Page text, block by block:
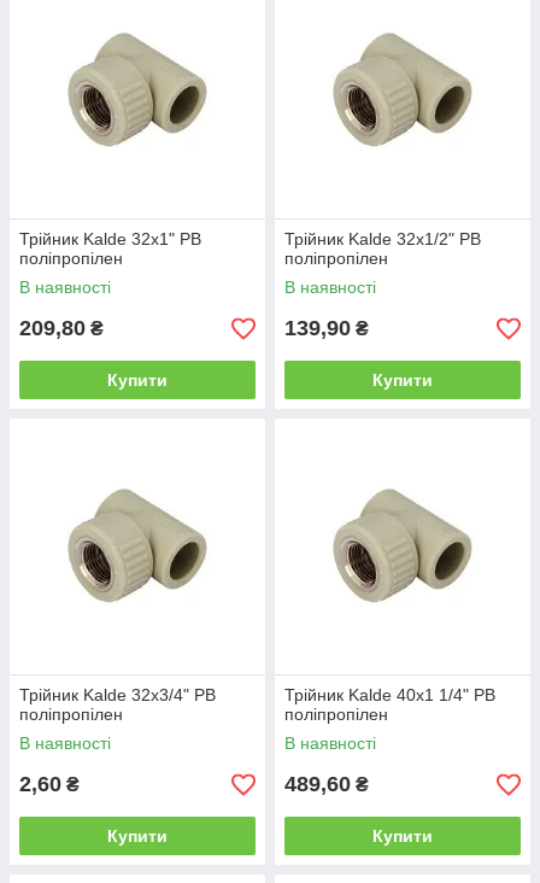
Трійник Kalde 32х1" РВ
поліпропілен
В наявності
209,80 ₴
Купити
Трійник Kalde 32х1/2" РВ
поліпропілен
В наявності
139,90 ₴
Купити
Трійник Kalde 32х3/4" РВ
поліпропілен
В наявності
2,60 ₴
Купити
Трійник Kalde 40х1 1/4" РВ
поліпропілен
В наявності
489,60 ₴
Купити